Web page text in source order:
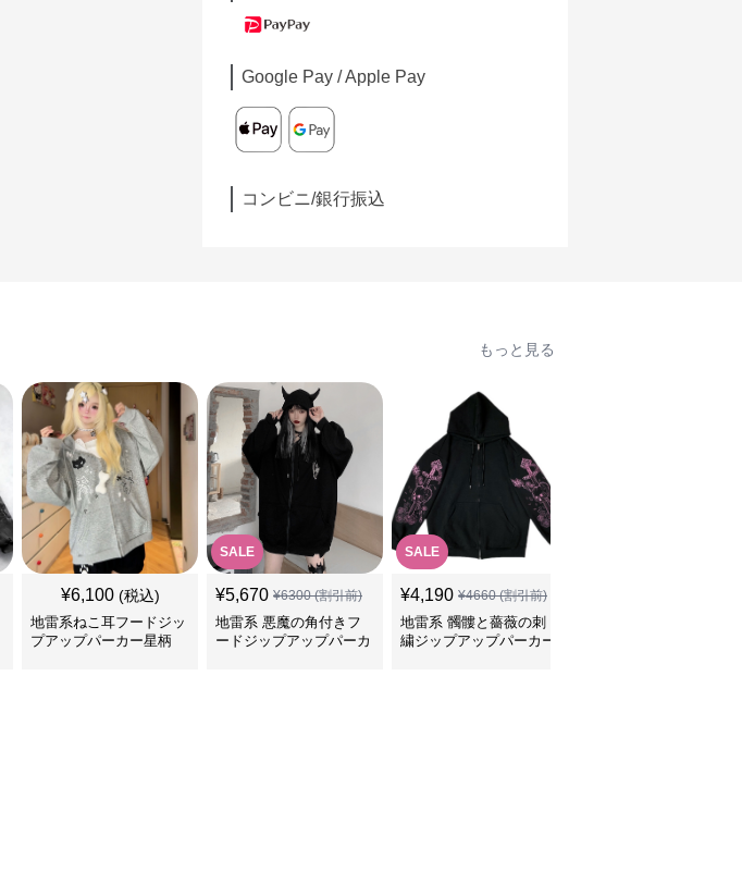
Google Pay / Apple Pay
コンビニ/銀行振込
もっと見る
¥6,100 (税込)
地雷系ねこ耳フードジッ
プアップパーカー星柄
SALE
¥5,670 ¥6300(割引前)
地雷系 悪魔の角付きフ
ードジップアップパーカ
SALE
¥4,190 ¥4660(割引前)
地雷系 髑髏と薔薇の刺
繍ジップアップパーカー